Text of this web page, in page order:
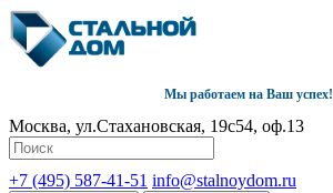
Мы работаем на Ваш успех!
Москва, ул.Стахановская, 19с54, оф.13
+7 (495) 587-41-51 info@stalnoydom.ru